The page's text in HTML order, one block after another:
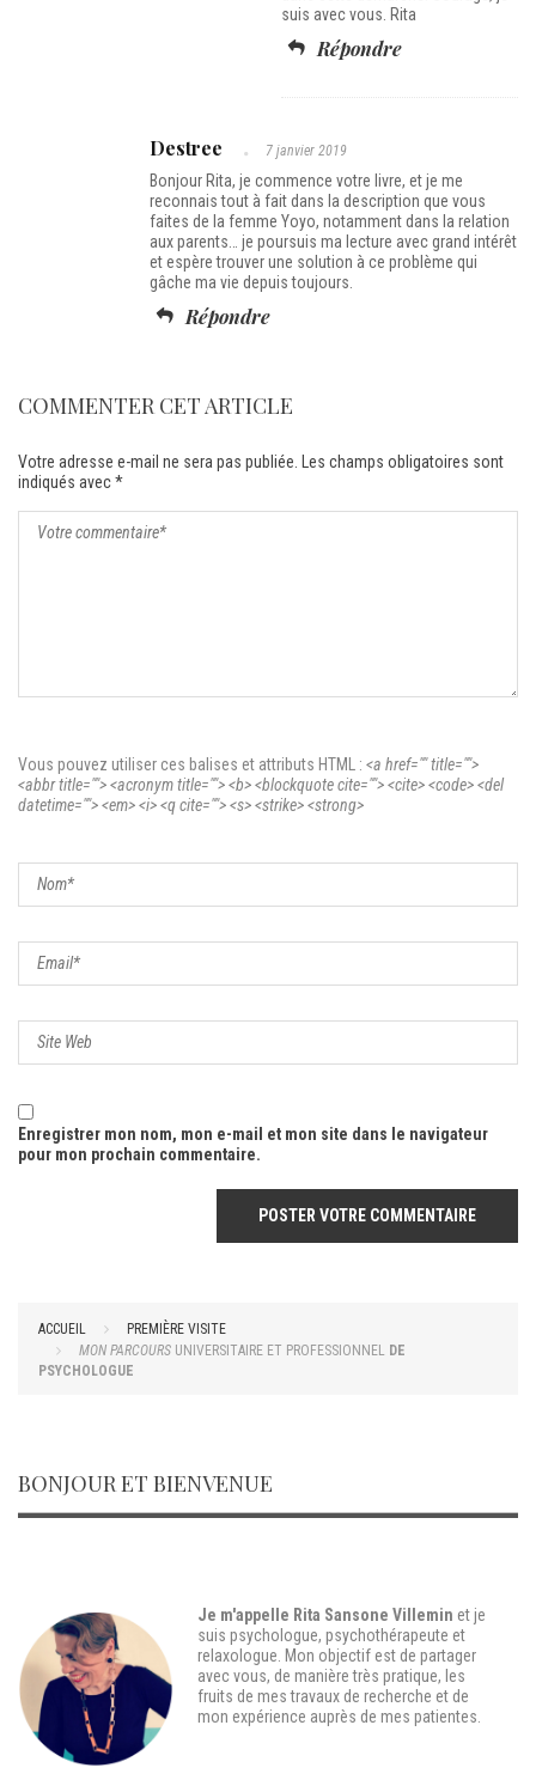
suis avec vous. Rita
Répondre
Destree 7 janvier 2019
Bonjour Rita, je commence votre livre, et je me
reconnais tout à fait dans la description que vous
faites de la femme Yoyo, notamment dans la relation
aux parents… je poursuis ma lecture avec grand intérêt
et espère trouver une solution à ce problème qui
gâche ma vie depuis toujours.
Répondre
COMMENTER CET ARTICLE
Votre adresse e-mail ne sera pas publiée.
Les champs obligatoires sont
indiqués avec*
Vous pouvez utiliser ces balises et attributs HTML : <a href="" title="">
<abbr title=""> <acronym title=""> <b> <blockquote cite=""> <cite> <code> <del
datetime=""> <em> <i> <q cite=""> <s> <strike> <strong>
Enregistrer mon nom, mon e-mail et mon site dans le navigateur
pour mon prochain commentaire.
ACCUEIL
PREMIÈRE VISITE
MON PARCOURS UNIVERSITAIRE ET PROFESSIONNEL DE
PSYCHOLOGUE
BONJOUR ET BIENVENUE
Je m'appelle Rita Sansone Villemin et je
suis psychologue, psychothérapeute et
relaxologue . Mon objectif est de partager
avec vous, de manière très pratique, les
fruits de mes travaux de recherche et de
mon expérience auprès de mes patientes.